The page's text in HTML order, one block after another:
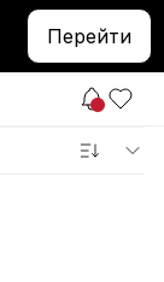
Перейти